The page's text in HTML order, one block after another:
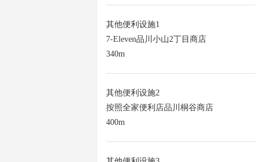
其他便利设施1
7-Eleven品川小山2丁目商店
340m
其他便利设施2
按照全家便利店品川桐谷商店
400m